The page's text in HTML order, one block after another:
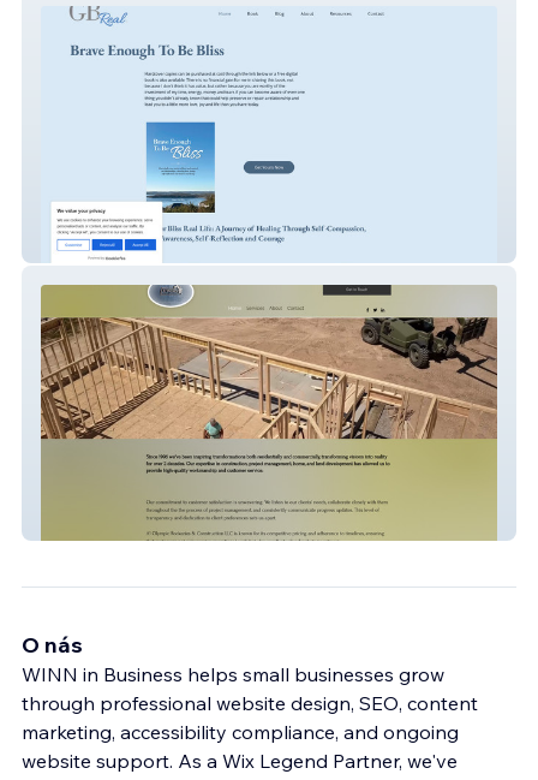
Ginger Bliss
O nás
WINN in Business helps small businesses grow
through professional website design, SEO, content
marketing, accessibility compliance, and ongoing
website support. As a Wix Legend Partner, we've